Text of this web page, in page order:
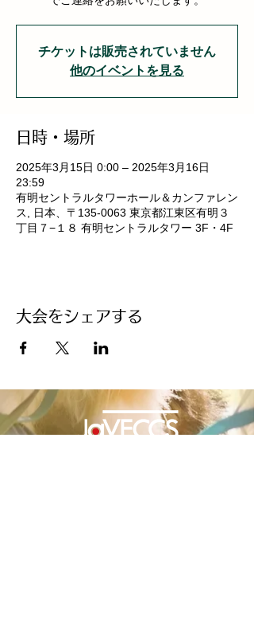
チケットは販売されていません
他のイベントを見る
日時・場所
2025年3月15日 0:00 – 2025年3月16日
23:59
有明セントラルタワーホール＆カンファレン
ス, 日本、〒135-0063 東京都江東区有明３
丁目７−１８ 有明セントラルタワー 3F・4F
大会をシェアする